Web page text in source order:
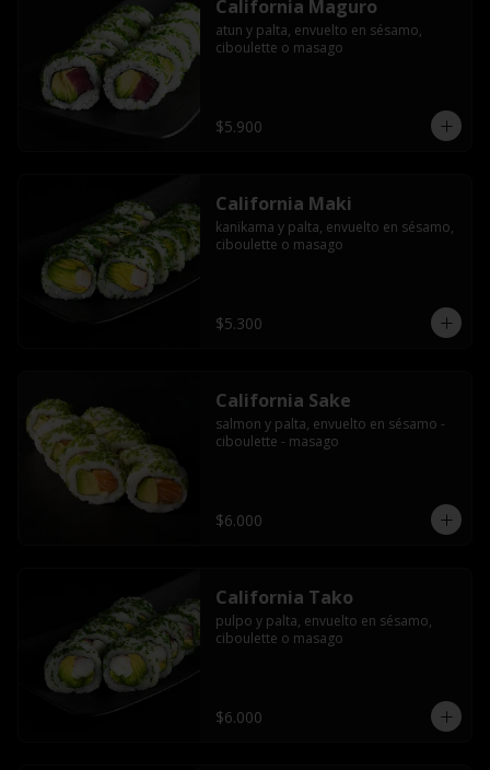
California Maguro
atun y palta, envuelto en sésamo,
ciboulette o masago
$5.900
California Maki
kanikama y palta, envuelto en sésamo,
ciboulette o masago
$5.300
California Sake
salmon y palta, envuelto en sésamo -
ciboulette - masago
$6.000
California Tako
pulpo y palta, envuelto en sésamo,
ciboulette o masago
$6.000